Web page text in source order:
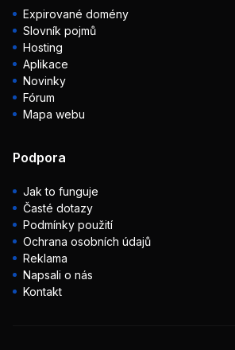
Expirované domény
Slovník pojmů
Hosting
Aplikace
Novinky
Fórum
Mapa webu
Podpora
Jak to funguje
Časté dotazy
Podmínky použití
Ochrana osobních údajů
Reklama
Napsali o nás
Kontakt